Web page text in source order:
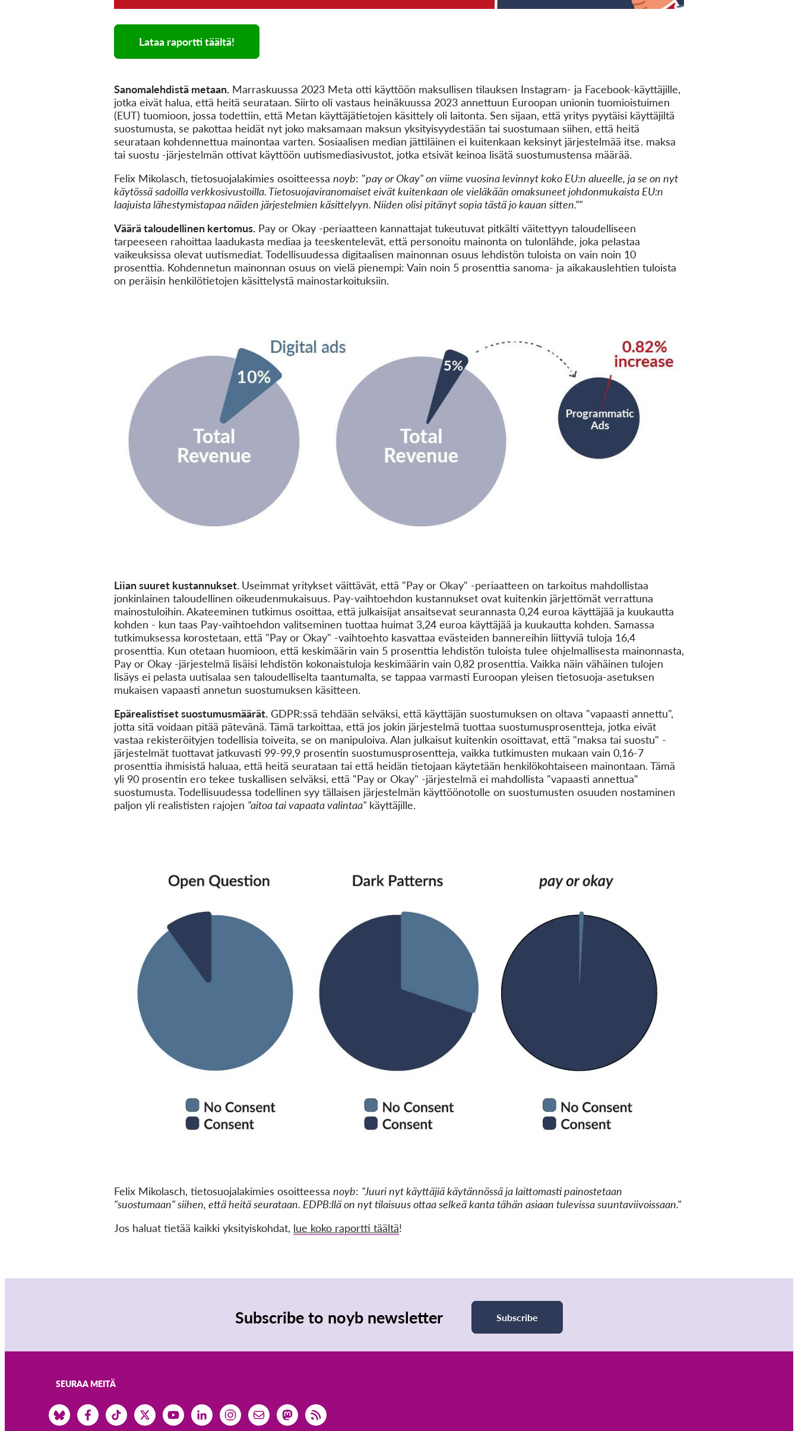
Lataa raportti täältä!
Sanomalehdistä metaan. Marraskuussa 2023 Meta otti käyttöön maksullisen tilauksen Instagram- ja Facebook-käyttäjille,
jotka eivät halua, että heitä seurataan. Siirto oli vastaus heinäkuussa 2023 annettuun Euroopan unionin tuomioistuimen
(EUT) tuomioon, jossa todettiin, että Metan käyttäjätietojen käsittely oli laitonta. Sen sijaan, että yritys pyytäisi käyttäjiltä
suostumusta, se pakottaa heidät nyt joko maksamaan maksun yksityisyydestään tai suostumaan siihen, että heitä
seurataan kohdennettua mainontaa varten. Sosiaalisen median jättiläinen ei kuitenkaan keksinyt järjestelmää itse. maksa
tai suostu -järjestelmän ottivat käyttöön uutismediasivustot, jotka etsivät keinoa lisätä suostumustensa määrää.
Felix Mikolasch, tietosuojalakimies osoitteessa noyb: "pay or Okay" on viime vuosina levinnyt koko EU:n alueelle, ja se on nyt
käytössä sadoilla verkkosivustoilla. Tietosuojaviranomaiset eivät kuitenkaan ole vieläkään omaksuneet johdonmukaista EU:n
laajuista lähestymistapaa näiden järjestelmien käsittelyyn. Niiden olisi pitänyt sopia tästä jo kauan sitten.""
Väärä taloudellinen kertomus. Pay or Okay -periaatteen kannattajat tukeutuvat pitkälti väitettyyn taloudelliseen
tarpeeseen rahoittaa laadukasta mediaa ja teeskentelevät, että personoitu mainonta on tulonlähde, joka pelastaa
vaikeuksissa olevat uutismediat. Todellisuudessa digitaalisen mainonnan osuus lehdistön tuloista on vain noin 10
prosenttia. Kohdennetun mainonnan osuus on vielä pienempi: Vain noin 5 prosenttia sanoma- ja aikakauslehtien tuloista
on peräisin henkilötietojen käsittelystä mainostarkoituksiin.
Liian suuret kustannukset. Useimmat yritykset väittävät, että "Pay or Okay" -periaatteen on tarkoitus mahdollistaa
jonkinlainen taloudellinen oikeudenmukaisuus. Pay-vaihtoehdon kustannukset ovat kuitenkin järjettömät verrattuna
mainostuloihin. Akateeminen tutkimus osoittaa, että julkaisijat ansaitsevat seurannasta 0,24 euroa käyttäjää ja kuukautta
kohden - kun taas Pay-vaihtoehdon valitseminen tuottaa huimat 3,24 euroa käyttäjää ja kuukautta kohden. Samassa
tutkimuksessa korostetaan, että "Pay or Okay" -vaihtoehto kasvattaa evästeiden bannereihin liittyviä tuloja 16,4
prosenttia. Kun otetaan huomioon, että keskimäärin vain 5 prosenttia lehdistön tuloista tulee ohjelmallisesta mainonnasta,
Pay or Okay -järjestelmä lisäisi lehdistön kokonaistuloja keskimäärin vain 0,82 prosenttia. Vaikka näin vähäinen tulojen
lisäys ei pelasta uutisalaa sen taloudelliselta taantumalta, se tappaa varmasti Euroopan yleisen tietosuoja-asetuksen
mukaisen vapaasti annetun suostumuksen käsitteen.
Epärealistiset suostumusmäärät. GDPR:ssä tehdään selväksi, että käyttäjän suostumuksen on oltava "vapaasti annettu",
jotta sitä voidaan pitää pätevänä. Tämä tarkoittaa, että jos jokin järjestelmä tuottaa suostumusprosentteja, jotka eivät
vastaa rekisteröityjen todellisia toiveita, se on manipuloiva. Alan julkaisut kuitenkin osoittavat, että "maksa tai suostu" -
järjestelmät tuottavat jatkuvasti 99-99,9 prosentin suostumusprosentteja, vaikka tutkimusten mukaan vain 0,16-7
prosenttia ihmisistä haluaa, että heitä seurataan tai että heidän tietojaan käytetään henkilökohtaiseen mainontaan. Tämä
yli 90 prosentin ero tekee tuskallisen selväksi, että "Pay or Okay" -järjestelmä ei mahdollista "vapaasti annettua"
suostumusta. Todellisuudessa todellinen syy tällaisen järjestelmän käyttöönotolle on suostumusten osuuden nostaminen
paljon yli realististen rajojen "aitoa tai vapaata valintaa" käyttäjille.
Felix Mikolasch, tietosuojalakimies osoitteessa noyb: "Juuri nyt käyttäjiä käytännössä ja laittomasti painostetaan
"suostumaan" siihen, että heitä seurataan. EDPB:llä on nyt tilaisuus ottaa selkeä kanta tähän asiaan tulevissa suuntaviivoissaan."
Jos haluat tietää kaikki yksityiskohdat, lue koko raportti täältä!
Subscribe to noyb newsletter Subscribe
SEURAA MEITÄ